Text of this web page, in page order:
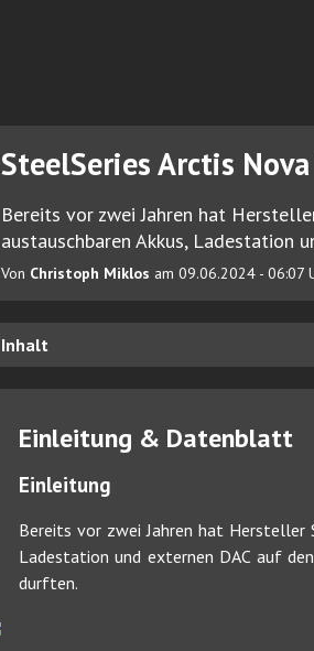
SteelSeries Arctis
Bereits vor zwei Jahren hat
austauschbaren Akkus, Ladestation
Von Christoph Miklos am 09.06.2024 - 06:07
Inhalt
Einleitung & Datenblatt
Einleitung
Bereits vor zwei Jahren hat Hersteller
Ladestation und externen DAC auf
durften.